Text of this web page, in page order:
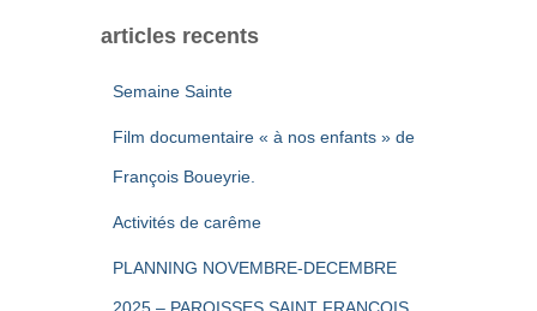
articles recents
Semaine Sainte
Film documentaire « à nos enfants » de
François Boueyrie.
Activités de carême
PLANNING NOVEMBRE-DECEMBRE